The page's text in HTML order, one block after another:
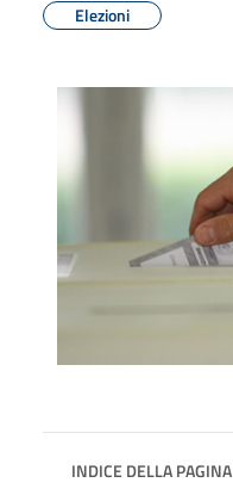
Elezioni
INDICE DELLA PAGINA